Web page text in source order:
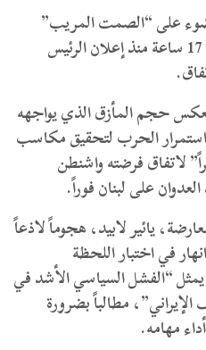
على “الصمت المريب”
لنتنياهو، الذي استمر لأكثر من 17 ساعة منذ إعلان الرئيس
حجم المأزق الذي يواجهه
استمرار الحرب لتحقيق مكاسب
لاتفاق فرضته واشنطن
على لبنان فوراً.
يائير لابيد، هجوماً لاذعاً
في اختبار اللحظة
“الفشل السياسي الأشد في
الإيراني”، مطالباً بضرورة
مهامه.